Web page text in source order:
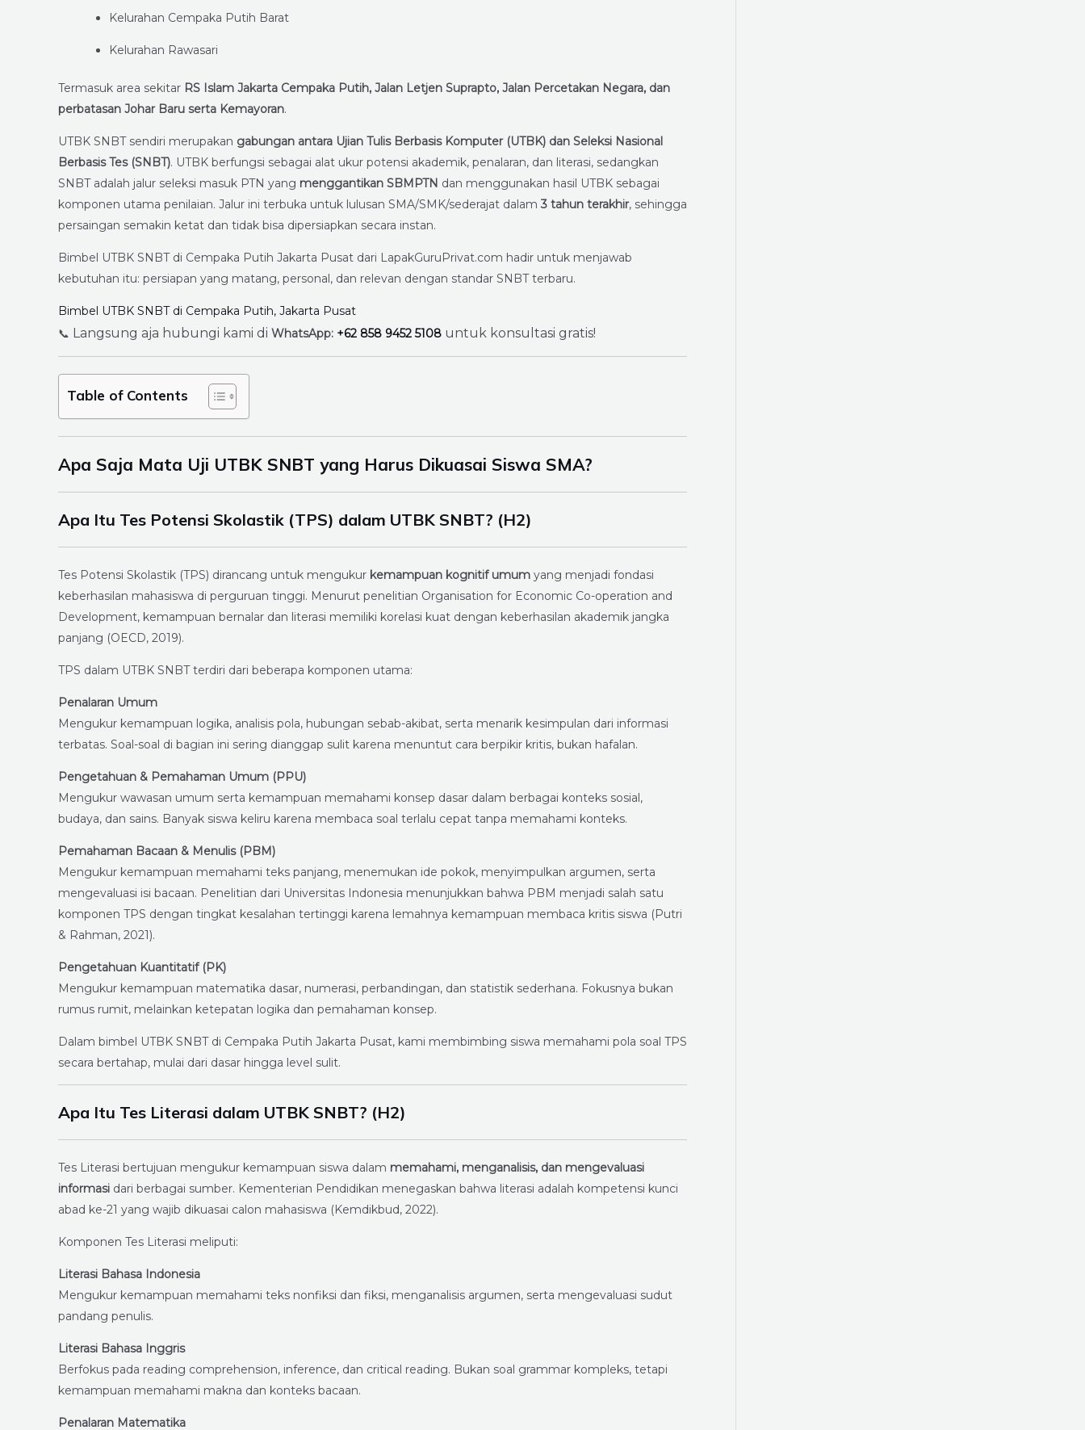
Kelurahan Cempaka Putih Barat
Kelurahan Rawasari
Termasuk area sekitar RS Islam Jakarta Cempaka Putih, Jalan Letjen Suprapto, Jalan Percetakan Negara, dan
perbatasan Johar Baru serta Kemayoran.
UTBK SNBT sendiri merupakan gabungan antara Ujian Tulis Berbasis Komputer (UTBK) dan Seleksi Nasional
Berbasis Tes (SNBT). UTBK berfungsi sebagai alat ukur potensi akademik, penalaran, dan literasi, sedangkan
SNBT adalah jalur seleksi masuk PTN yang menggantikan SBMPTN dan menggunakan hasil UTBK sebagai
komponen utama penilaian. Jalur ini terbuka untuk lulusan SMA/SMK/sederajat dalam3 tahun terakhir, sehingga
persaingan semakin ketat dan tidak bisa dipersiapkan secara instan.
Bimbel UTBK SNBT di Cempaka Putih Jakarta Pusat dari LapakGuruPrivat.com hadir untuk menjawab
kebutuhan itu: persiapan yang matang, personal, dan relevan dengan standar SNBT terbaru.
Bimbel UTBK SNBT di Cempaka Putih, Jakarta Pusat
📞 Langsung aja hubungi kami di WhatsApp: +62 858 9452 5108 untuk konsultasi gratis!
Table of Contents
Apa Saja Mata Uji UTBK SNBT yang Harus Dikuasai Siswa SMA?
Apa Itu Tes Potensi Skolastik (TPS) dalam UTBK SNBT? (H2)
Tes Potensi Skolastik (TPS) dirancang untuk mengukur kemampuan kognitif umum yang menjadi fondasi
keberhasilan mahasiswa di perguruan tinggi. Menurut penelitian Organisation for Economic Co-operation and
Development, kemampuan bernalar dan literasi memiliki korelasi kuat dengan keberhasilan akademik jangka
panjang (OECD, 2019).
TPS dalam UTBK SNBT terdiri dari beberapa komponen utama:
Penalaran Umum
Mengukur kemampuan logika, analisis pola, hubungan sebab-akibat, serta menarik kesimpulan dari informasi
terbatas. Soal-soal di bagian ini sering dianggap sulit karena menuntut cara berpikir kritis, bukan hafalan.
Pengetahuan & Pemahaman Umum (PPU)
Mengukur wawasan umum serta kemampuan memahami konsep dasar dalam berbagai konteks sosial,
budaya, dan sains. Banyak siswa keliru karena membaca soal terlalu cepat tanpa memahami konteks.
Pemahaman Bacaan & Menulis (PBM)
Mengukur kemampuan memahami teks panjang, menemukan ide pokok, menyimpulkan argumen, serta
mengevaluasi isi bacaan. Penelitian dari Universitas Indonesia menunjukkan bahwa PBM menjadi salah satu
komponen TPS dengan tingkat kesalahan tertinggi karena lemahnya kemampuan membaca kritis siswa (Putri
& Rahman, 2021).
Pengetahuan Kuantitatif (PK)
Mengukur kemampuan matematika dasar, numerasi, perbandingan, dan statistik sederhana. Fokusnya bukan
rumus rumit, melainkan ketepatan logika dan pemahaman konsep.
Dalam bimbel UTBK SNBT di Cempaka Putih Jakarta Pusat, kami membimbing siswa memahami pola soal TPS
secara bertahap, mulai dari dasar hingga level sulit.
Apa Itu Tes Literasi dalam UTBK SNBT? (H2)
Tes Literasi bertujuan mengukur kemampuan siswa dalam memahami, menganalisis, dan mengevaluasi
informasi dari berbagai sumber. Kementerian Pendidikan menegaskan bahwa literasi adalah kompetensi kunci
abad ke-21 yang wajib dikuasai calon mahasiswa (Kemdikbud, 2022).
Komponen Tes Literasi meliputi:
Literasi Bahasa Indonesia
Mengukur kemampuan memahami teks nonfiksi dan fiksi, menganalisis argumen, serta mengevaluasi sudut
pandang penulis.
Literasi Bahasa Inggris
Berfokus pada reading comprehension, inference, dan critical reading. Bukan soal grammar kompleks, tetapi
kemampuan memahami makna dan konteks bacaan.
Penalaran Matematika